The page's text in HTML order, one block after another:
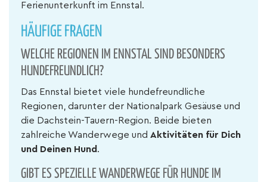
Ferienunterkunft im Ennstal.
HÄUFIGE FRAGEN
WELCHE REGIONEN IM ENNSTAL SIND BESONDERS
HUNDEFREUNDLICH?
Das Ennstal bietet viele hundefreundliche
Regionen, darunter der Nationalpark Gesäuse und
die Dachstein-Tauern-Region. Beide bieten
zahlreiche Wanderwege und Aktivitäten für Dich
und Deinen Hund.
GIBT ES SPEZIELLE WANDERWEGE FÜR HUNDE IM